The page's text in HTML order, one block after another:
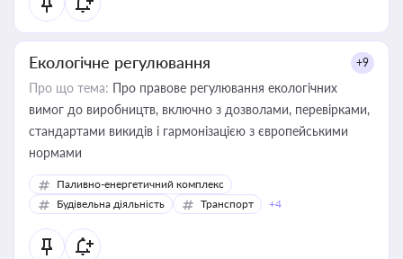
Екологічне регулювання +9
Про що тема: Про правове регулювання екологічних
вимог до виробництв, включно з дозволами, перевірками,
стандартами викидів і гармонізацією з європейськими
нормами
Паливно-енергетичний комплекс
Будівельна діяльність
Транспорт +4